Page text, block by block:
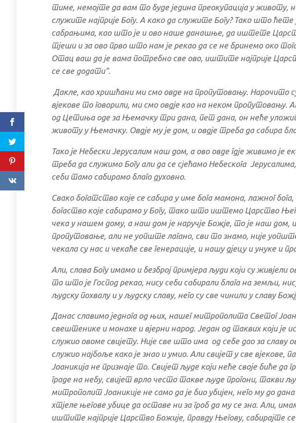
тиме, немојте да вам то буде једина преокупација у животу,
служите најприје Богу. А како да служите Богу? Тако што
сабрањима, као што је и ово наше данашње, да иштете
тјеши и за ово прво што нам је рекао да се не бринемо око
Отац ваш да је вама потребно све ово, иштите најприје
се све додати“.
Дакле, као хришћани ми смо овде на пропутовању. Нарочито
вјекове то говорили, ми смо овдје као на неком пропутовању.
од Цетиња оде за Њемачку три дана, пет дана, он неће
животу у Њемачку. Овдје му је дом, и овдје треба да сабира
Тако је Небески Јерусалим наш дом, а ово овде гдје живимо је
треба да служимо Богу али да се сјећамо Небескога
себи тамо сабирамо благо духовно.
Свако богатство које се сабира у име бога мамона, лажног
богаство које сабирамо у Богу, тако што иштемо Царство
чека у нашем дому, а наш дом је наручје Божје, то је наш дом,
пропутовање, али не уопште лагано, сви то знамо, није
чекала су нас и чекаће све генерације, и нашу дјецу и унуке и
Али, слава Богу имамо и безброј примјера људи који су живјели
то што је Господ рекао, нису себи сабирали блага на земљи,
људску похвалу и у људску славу, него су све чинили у славу
Данас славимо једнога од њих, нашег митрополита Светог
свештенике и монахе и вјерни народ. Један од таквих који је
служио овоме свијету. Није све што има од себе дао за славу
служио најбоље како је знао и умио. Али свијет у све вјекове,
Јоаникија не признаје то. Свијет људе који неће своје биће да
граде на небу, свијет врло често такве људе прогони, такви
митрополит Јоаникије не само да је био убијен, него му до
хтјеле његове убице да оставе ни за гроб да му се зна. Али,
иштите најприје Царство Божије, правду Његову, сабирајте